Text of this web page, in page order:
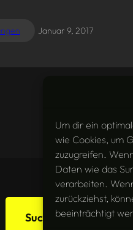
Um dir ein
wie Cookies, um
zuzugreifen.
Daten wie das
verarbeiten.
zurückziehst,
beeinträchtigt
Januar 9, 2017
Suchen